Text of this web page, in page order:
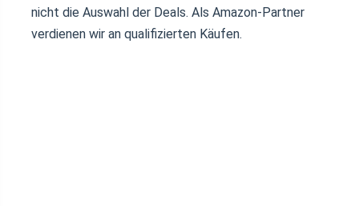
nicht die Auswahl der Deals. Als Amazon-Partner
verdienen wir an qualifizierten Käufen.